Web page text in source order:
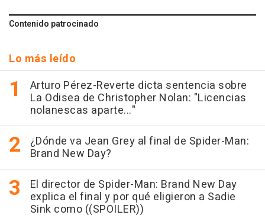
Contenido patrocinado
Lo más leído
Arturo Pérez-Reverte dicta sentencia sobre
La Odisea de Christopher Nolan: "Licencias
nolanescas aparte..."
¿Dónde va Jean Grey al final de Spider-Man:
Brand New Day?
El director de Spider-Man: Brand New Day
explica el final y por qué eligieron a Sadie
Sink como ((SPOILER))